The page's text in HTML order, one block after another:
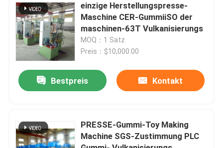
Qualitätskontrolle
Treten Sie mit uns in Verbindung
Nachrichten
Gummiprozeßmaschine
einzige Herstellungspresse-
Maschine CER-GummiiSO der
maschinen-63T Vulkanisierungs
MOQ：1 Satz
Preis：$10,000.00
Bestpreis Kontakt
PRESSE-Gummi-Toy Making
Machine SGS-Zustimmung PLC